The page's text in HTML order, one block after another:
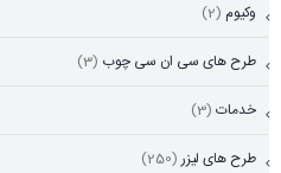
وکیوم (2)
طرح های سی ان سی چوب (3)
خدمات (3)
طرح های لیزر (250)